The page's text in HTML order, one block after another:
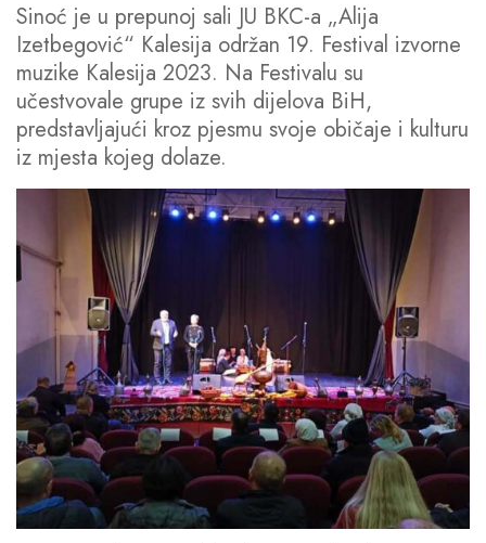
Sinoć je u prepunoj sali JU BKC-a „Alija
Izetbegović“ Kalesija održan 19. Festival izvorne
muzike Kalesija 2023. Na Festivalu su
učestvovale grupe iz svih dijelova BiH,
predstavljajući kroz pjesmu svoje običaje i kulturu
iz mjesta kojeg dolaze.